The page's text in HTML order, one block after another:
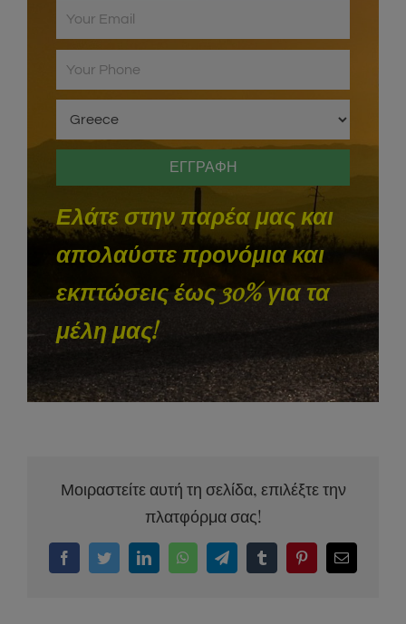
Ελάτε στην παρέα μας και
απολαύστε προνόμια και
εκπτώσεις έως 30% για τα
μέλη μας!
Μοιραστείτε αυτή τη σελίδα, επιλέξτε την
πλατφόρμα σας!
FacebookTwitterLinkedInWhatsAppTelegramTumblrPinterestEmail